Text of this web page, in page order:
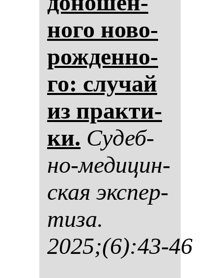
но­го но­во­
рож­ден­но­
го: слу­чай
из прак­ти­
ки. Су­деб­
но-ме­ди­цин­
ская эк­спер­
ти­за.
2025;(6):43-46